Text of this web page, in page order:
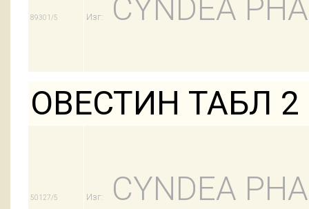
89301/5 Изг: CYNDEA
ОВЕСТИН ТАБЛ 2
50127/5 Изг: CYNDEA